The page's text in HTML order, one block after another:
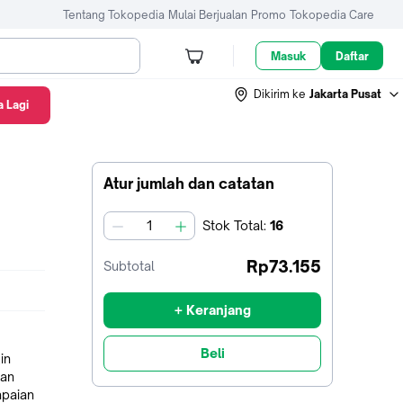
Tentang Tokopedia Mulai Berjualan Promo Tokopedia Care
Masuk Daftar
Dikirim ke Jakarta Pusat
Atur jumlah dan catatan
jumlah Stok Total: 16
Subtotal Rp73.155
+ Keranjang
Beli
Lagi